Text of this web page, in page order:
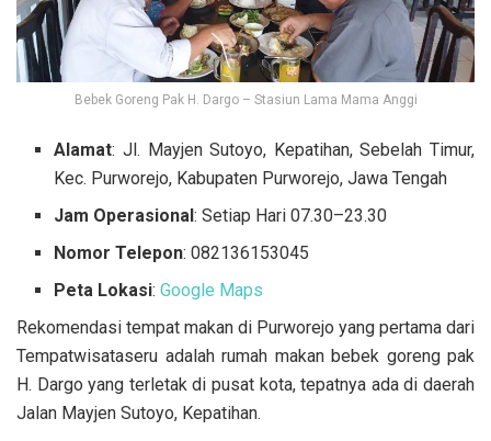
Bebek Goreng Pak H. Dargo – Stasiun Lama Mama Anggi
Alamat: Jl. Mayjen Sutoyo, Kepatihan, Sebelah Timur,
Kec. Purworejo, Kabupaten Purworejo, Jawa Tengah
Jam Operasional: Setiap Hari 07.30–23.30
Nomor Telepon: 082136153045
Peta Lokasi:Google Maps
Rekomendasi tempat makan di Purworejo yang pertama dari
Tempatwisataseru adalah rumah makan bebek goreng pak
H. Dargo yang terletak di pusat kota, tepatnya ada di daerah
Jalan Mayjen Sutoyo, Kepatihan.